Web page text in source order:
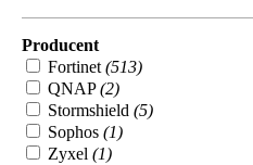
Producent
Fortinet (513)
QNAP(2)
Stormshield (5)
Sophos (1)
Zyxel (1)